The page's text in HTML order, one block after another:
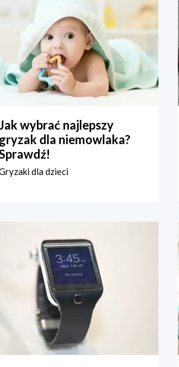
Jak wybrać najlepszy
gryzak dla niemowlaka?
dla dzieci